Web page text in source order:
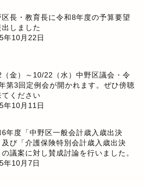
区長・教育長に令和8年度の予算要望
出しました
年10月22日
金）～10/22（水）中野区議会・令
第3回定例会が開かれます。ぜひ傍聴
てください
年10月11日
6年度「中野区一般会計歳入歳出決
及び「介護保険特別会計歳入歳出決
議案に対し賛成討論を行いました。
年10月7日